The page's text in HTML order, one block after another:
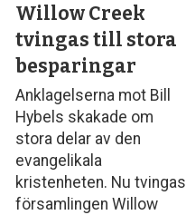
Willow Creek
tvingas till stora
besparingar
Anklagelserna mot Bill
Hybels skakade om
stora delar av den
evangelikala
kristenheten. Nu tvingas
församlingen Willow